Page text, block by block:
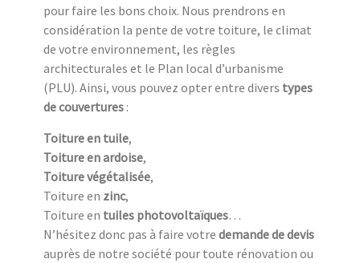
pour faire les bons choix. Nous prendrons en
considération la pente de votre toiture, le climat
de votre environnement, les règles
architecturales et le Plan local d’urbanisme
(PLU). Ainsi, vous pouvez opter entre divers types
de couvertures :
Toiture en tuile,
Toiture en ardoise,
Toiture végétalisée,
Toiture en zinc,
Toiture en tuiles photovoltaïques…
N’hésitez donc pas à faire votre demande de devis
auprès de notre société pour toute rénovation ou